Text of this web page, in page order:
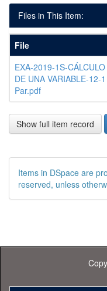
Files in This Item:
File
EXA-2019-1S-CÁLCULO
DE UNA VARIABLE-12-1
Par.pdf
Show full item record
Items in DSpace are
reserved, unless